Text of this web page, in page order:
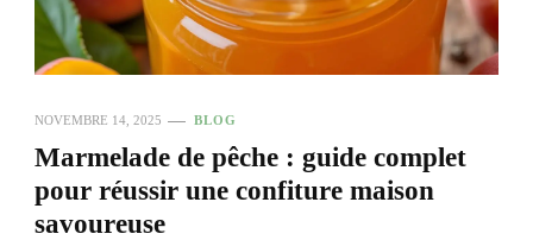
NOVEMBRE 14, 2025 BLOG
Marmelade de pêche : guide complet
pour réussir une confiture maison
savoureuse